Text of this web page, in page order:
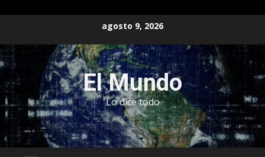
contenido
agosto 9, 2026
El Mundo
Lo dice todo